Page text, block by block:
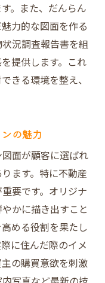
。また、だんらん
力的な図面を作る
況調査報告書を組
提供します。これ
きる環境を整え、
の魅力
面が顧客に選ばれ
ます。特に不動産
要です。オリジナ
かに描き出すこと
める役割を果たし
に住んだ際のイメ
の購買意欲を刺激